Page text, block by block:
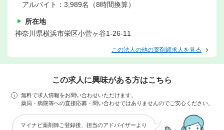
アルバイト：3,989名（8時間換算）
所在地
神奈川県横浜市栄区小菅ヶ谷1-26-11
この法人の他の薬剤師求人を見る
この求人に興味がある方はこちら
無料で求人情報をお問い合わせいただけます。
薬局・病院等への直接応募・問い合わせではありませんのでご安心ください。
マイナビ薬剤師ご登録後、担当のアドバイザーより